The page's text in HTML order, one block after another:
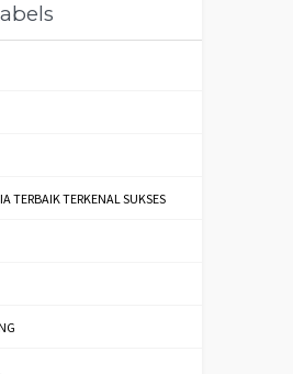
TERBAIK TERKENAL SUKSES